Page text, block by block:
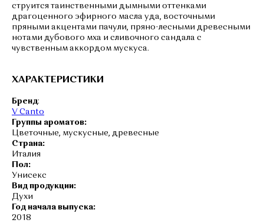
струится таинственными дымными оттенками
драгоценного эфирного масла уда, восточными
пряными акцентами пачули, пряно-лесными древесными
нотами дубового мха и сливочного сандала с
чувственным аккордом мускуса.
ХАРАКТЕРИСТИКИ
Бренд:
V Canto
Группы ароматов:
Цветочные, мускусные, древесные
Страна:
Италия
Пол:
Унисекс
Вид продукции:
Духи
Год начала выпуска:
2018